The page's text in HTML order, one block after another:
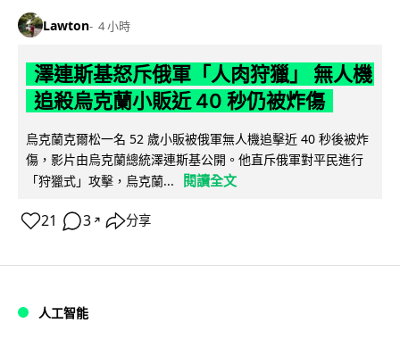
Lawton 4 小時
澤連斯基怒斥俄軍「人肉狩獵」 無人機
追殺烏克蘭小販近 40 秒仍被炸傷
烏克蘭克爾松一名 52 歲小販被俄軍無人機追擊近 40 秒後被炸
傷，影片由烏克蘭總統澤連斯基公開。他直斥俄軍對平民進行
「狩獵式」攻擊，烏克蘭...
閱讀全文
21 3 ↗ 分享
人工智能